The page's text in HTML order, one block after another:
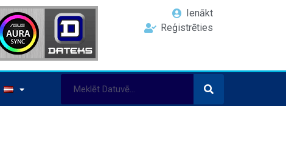
Ienākt
Reģistrēties